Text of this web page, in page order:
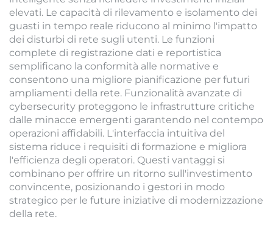
elevati. Le capacità di rilevamento e isolamento dei
guasti in tempo reale riducono al minimo l'impatto
dei disturbi di rete sugli utenti. Le funzioni
complete di registrazione dati e reportistica
semplificano la conformità alle normative e
consentono una migliore pianificazione per futuri
ampliamenti della rete. Funzionalità avanzate di
cybersecurity proteggono le infrastrutture critiche
dalle minacce emergenti garantendo nel contempo
operazioni affidabili. L'interfaccia intuitiva del
sistema riduce i requisiti di formazione e migliora
l'efficienza degli operatori. Questi vantaggi si
combinano per offrire un ritorno sull'investimento
convincente, posizionando i gestori in modo
strategico per le future iniziative di modernizzazione
della rete.